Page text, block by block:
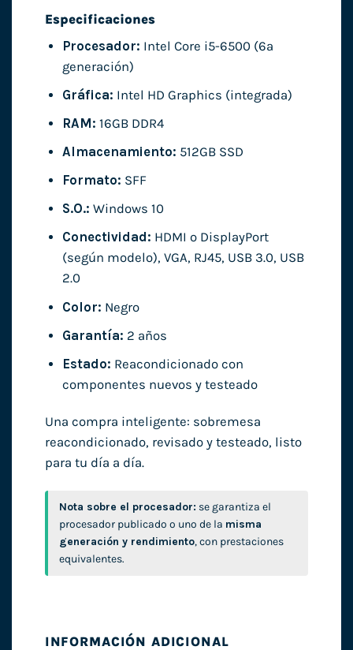
Especificaciones
Procesador: Intel Core i5-6500 (6ª
generación)
Gráfica: Intel HD Graphics (integrada)
RAM: 16GB DDR4
Almacenamiento: 512GB SSD
Formato: SFF
S.O.: Windows 10
Conectividad: HDMI o DisplayPort
(según modelo), VGA, RJ45, USB 3.0, USB
2.0
Color: Negro
Garantía: 2 años
Estado: Reacondicionado con
componentes nuevos y testeado
Una compra inteligente: sobremesa
reacondicionado, revisado y testeado, listo
para tu día a día.
Nota sobre el procesador: se garantiza el
procesador publicado o uno de la misma
generación y rendimiento, con prestaciones
equivalentes.
INFORMACIÓN ADICIONAL